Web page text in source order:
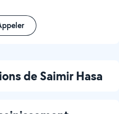
de Saimir Hasa